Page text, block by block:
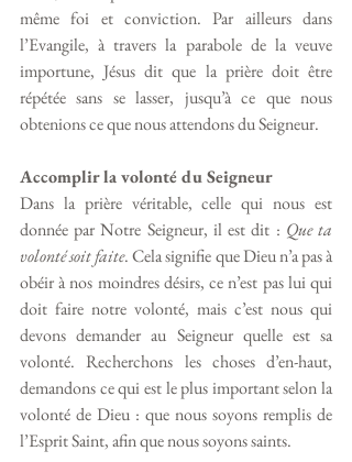
même foi et conviction. Par ailleurs dans
l’Evangile, à travers la parabole de la veuve
importune, Jésus dit que la prière doit être
répétée sans se lasser, jusqu’à ce que nous
obtenions ce que nous attendons du Seigneur.
Accomplir la volonté du Seigneur
Dans la prière véritable, celle qui nous est
donnée par Notre Seigneur, il est dit : Que ta
volonté soit faite. Cela signifie que Dieu n’a pas à
obéir à nos moindres désirs, ce n’est pas lui qui
doit faire notre volonté, mais c’est nous qui
devons demander au Seigneur quelle est sa
volonté. Recherchons les choses d’en-haut,
demandons ce qui est le plus important selon la
volonté de Dieu : que nous soyons remplis de
l’Esprit Saint, afin que nous soyons saints.